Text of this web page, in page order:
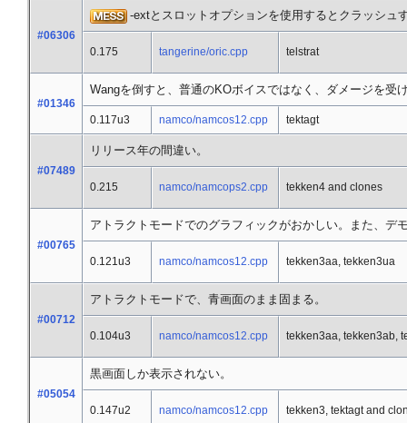
#06306
-extとスロットオプションを使用するとクラッシュ
0.175 tangerine/oric.cpp telstrat
#01346
Wangを倒すと、普通のKOボイスではなく、ダメージを受
0.117u3 namco/namcos12.cpp tektagt
#07489
リリース年の間違い。
0.215 namco/namcops2.cpp tekken4 and clones
#00765
アトラクトモードでのグラフィックがおかしい。また、デ
0.121u3 namco/namcos12.cpp tekken3aa, tekken3ua
#00712
アトラクトモードで、青画面のまま固まる。
0.104u3 namco/namcos12.cpp tekken3aa, tekken3ab,
#05054
黒画面しか表示されない。
0.147u2 namco/namcos12.cpp tekken3, tektagt and